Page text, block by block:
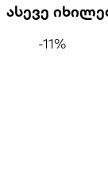
ასევე
-11%